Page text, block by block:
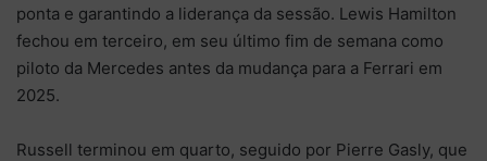
ponta e garantindo a liderança da sessão. Lewis Hamilton
fechou em terceiro, em seu último fim de semana como
piloto da Mercedes antes da mudança para a Ferrari em
2025.
Russell terminou em quarto, seguido por Pierre Gasly, que